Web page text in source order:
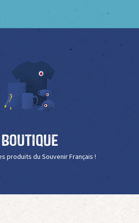
Boutique
produits du Souvenir Français !